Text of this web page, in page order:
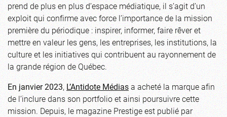
prend de plus en plus d’espace médiatique, il s’agit d’un
exploit qui confirme avec force l’importance de la mission
première du périodique : inspirer, informer, faire rêver et
mettre en valeur les gens, les entreprises, les institutions, la
culture et les initiatives qui contribuent au rayonnement de
la grande région de Québec.
En janvier 2023,L’Antidote Médiasa acheté la marque afin
de l’inclure dans son portfolio et ainsi poursuivre cette
mission. Depuis, le magazine Prestige est publié par